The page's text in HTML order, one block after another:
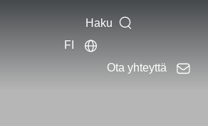
Haku
FI
Ota yhteyttä